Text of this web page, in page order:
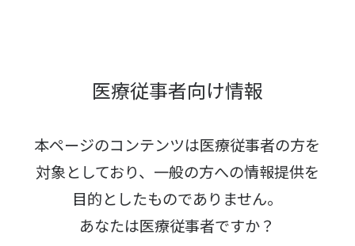
医療従事者向け情報
本ページのコンテンツは医療従事者の方を
対象としており、 一般の方への情報提供を
目的としたものでありません。
あなたは医療従事者ですか？